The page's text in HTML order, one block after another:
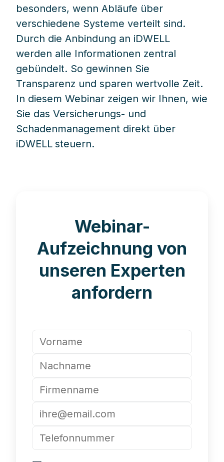
Webinar-
Aufzeichnung von
unseren Experten
anfordern
besonders, wenn Abläufe über
verschiedene Systeme verteilt sind.
Durch die Anbindung an iDWELL
werden alle Informationen zentral
gebündelt. So gewinnen Sie
Transparenz und sparen wertvolle Zeit.
In diesem Webinar zeigen wir Ihnen, wie
Sie das Versicherungs- und
Schadenmanagement direkt über
iDWELL steuern.